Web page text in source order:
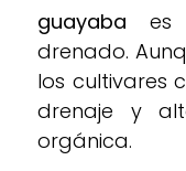
guayaba es
drenado.
los cultivares
drenaje y
orgánica.